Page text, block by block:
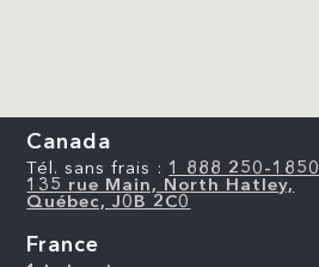
Canada
Tél. sans frais : 1 888 250-1850
135 rue Main, North Hatley,
Québec, J0B 2C0
France